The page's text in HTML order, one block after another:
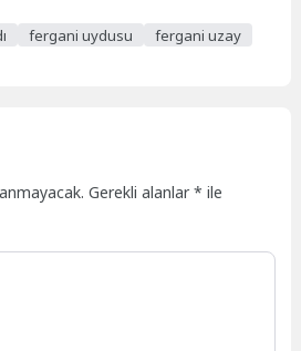
fergani uydusu
fergani uzay
Gerekli alanlar* ile